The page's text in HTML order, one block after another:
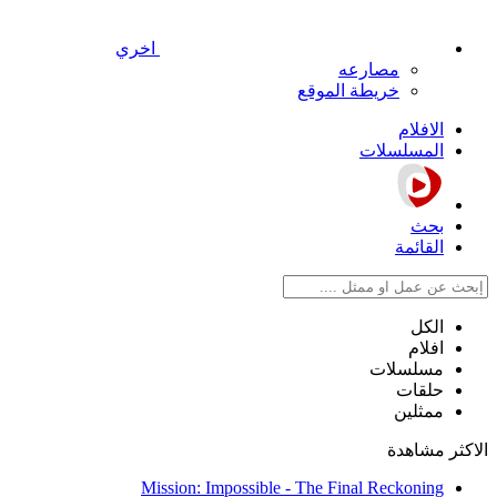
اخري
مصارعه
خريطة الموقع
الافلام
المسلسلات
بحث
القائمة
الكل
افلام
مسلسلات
حلقات
ممثلين
الاكثر مشاهدة
Mission: Impossible - The Final Reckoning